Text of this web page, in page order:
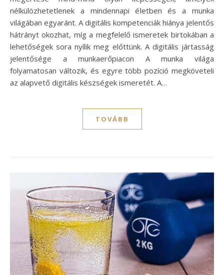
nélkülözhetetlenek a mindennapi életben és a munka
világában egyaránt. A digitális kompetenciák hiánya jelentős
hátrányt okozhat, míg a megfelelő ismeretek birtokában a
lehetőségek sora nyílik meg előttünk. A digitális jártasság
jelentősége a munkaerőpiacon A munka világa
folyamatosan változik, és egyre több pozíció megköveteli
az alapvető digitális készségek ismeretét. A…
TOVÁBB